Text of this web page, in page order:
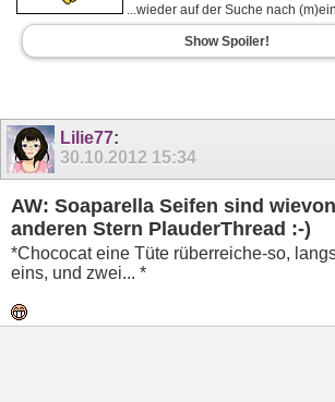
...wieder auf der Suche nach
Show Spoiler!
Lilie77:
30.10.2012 15:34
AW: Soaparella Seifen sind
anderen Stern PlauderThread :-)
*Chococat eine Tüte rüberreiche-so,
eins, und zwei... *